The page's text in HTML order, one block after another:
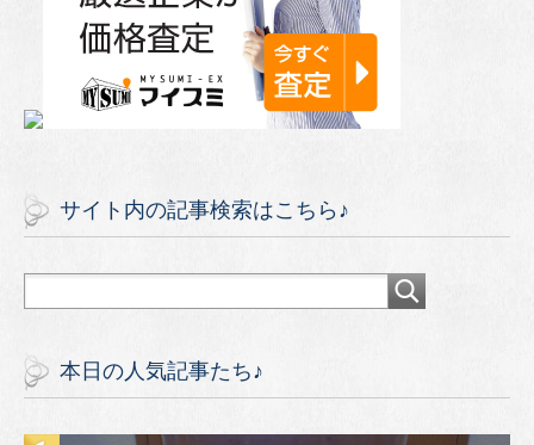
サイト内の記事検索はこちら♪
本日の人気記事たち♪